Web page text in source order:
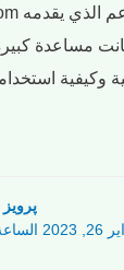
مساعدة
وكيفية
5:25 م